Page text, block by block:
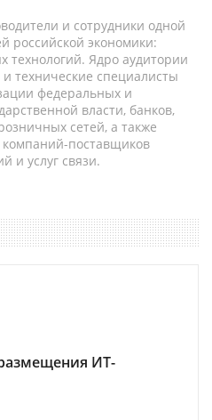
и сотрудники одной
российской экономики:
Ядро аудитории
технические специалисты
федеральных и
власти, банков,
сетей, а также
компаний-поставщиков
и услуг связи.
ИТ-